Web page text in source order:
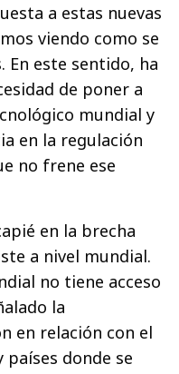
a estas nuevas
viendo como se
En este sentido, ha
de poner a
mundial y
en la regulación
no frene ese
en la brecha
a nivel mundial.
no tiene acceso
la
en relación con el
países donde se